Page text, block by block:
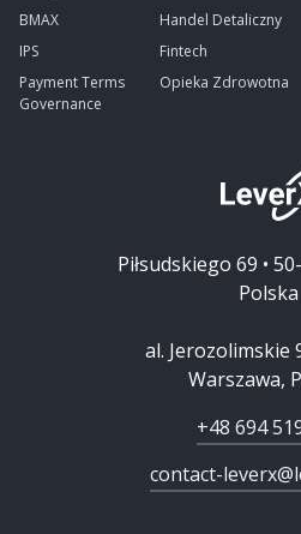
BMAX
IPS
Payment Terms
Governance
Handel Detaliczny
Fintech
Opieka Zdrowotna
Piłsudskiego 69 •
Polska
al. Jerozolimskie
Warszawa,
+48 694
contact-